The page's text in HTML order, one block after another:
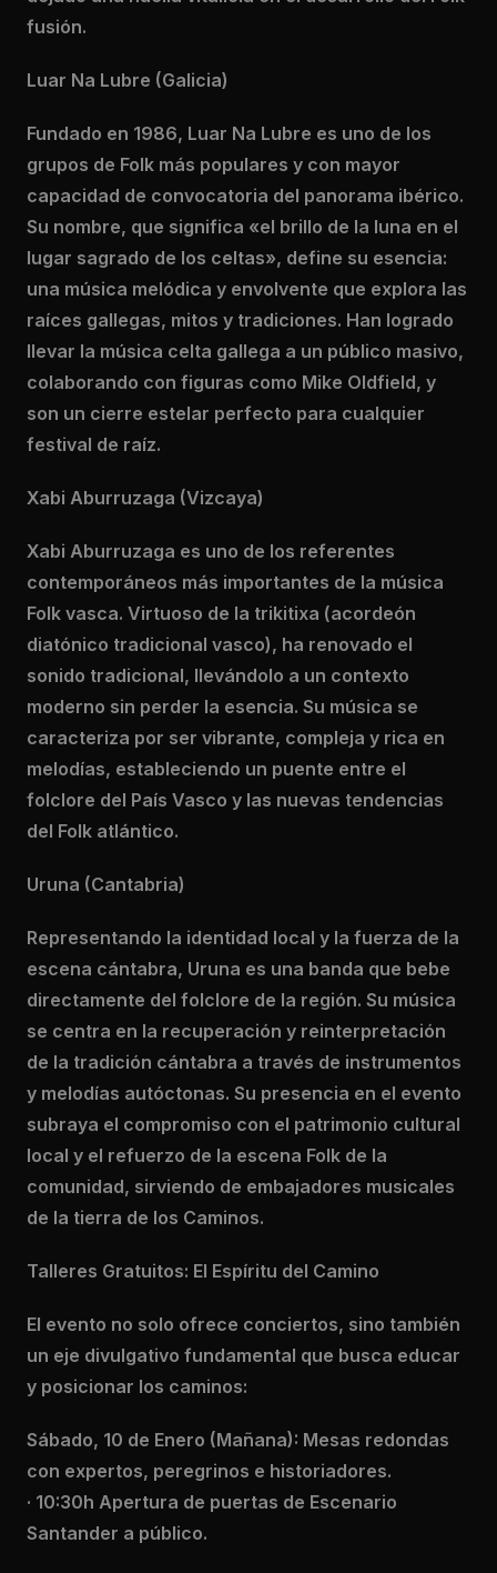
fusión.
Luar Na Lubre (Galicia)
Fundado en 1986, Luar Na Lubre es uno de los
grupos de Folk más populares y con mayor
capacidad de convocatoria del panorama ibérico.
Su nombre, que significa «el brillo de la luna en el
lugar sagrado de los celtas», define su esencia:
una música melódica y envolvente que explora las
raíces gallegas, mitos y tradiciones. Han logrado
llevar la música celta gallega a un público masivo,
colaborando con figuras como Mike Oldfield, y
son un cierre estelar perfecto para cualquier
festival de raíz.
Xabi Aburruzaga (Vizcaya)
Xabi Aburruzaga es uno de los referentes
contemporáneos más importantes de la música
Folk vasca. Virtuoso de la trikitixa (acordeón
diatónico tradicional vasco), ha renovado el
sonido tradicional, llevándolo a un contexto
moderno sin perder la esencia. Su música se
caracteriza por ser vibrante, compleja y rica en
melodías, estableciendo un puente entre el
folclore del País Vasco y las nuevas tendencias
del Folk atlántico.
Uruna (Cantabria)
Representando la identidad local y la fuerza de la
escena cántabra, Uruna es una banda que bebe
directamente del folclore de la región. Su música
se centra en la recuperación y reinterpretación
de la tradición cántabra a través de instrumentos
y melodías autóctonas. Su presencia en el evento
subraya el compromiso con el patrimonio cultural
local y el refuerzo de la escena Folk de la
comunidad, sirviendo de embajadores musicales
de la tierra de los Caminos.
Talleres Gratuitos: El Espíritu del Camino
El evento no solo ofrece conciertos, sino también
un eje divulgativo fundamental que busca educar
y posicionar los caminos:
Sábado, 10 de Enero (Mañana): Mesas redondas
con expertos, peregrinos e historiadores.
· 10:30h Apertura de puertas de Escenario
Santander a público.